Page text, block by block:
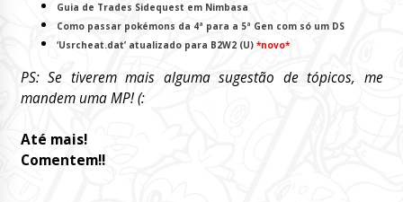
Guia de Trades Sidequest em Nimbasa
Como passar pokémons da 4ª para a 5ª Gen com só um DS
‘Usrcheat.dat’ atualizado para B2W2 (U) *novo*
PS: Se tiverem mais alguma sugestão de tópicos, me
mandem uma MP! (:
Até mais!
Comentem!!